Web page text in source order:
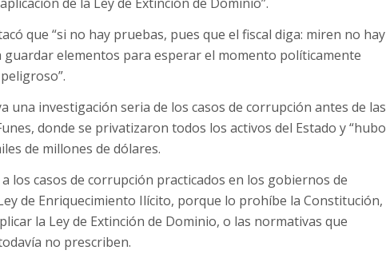
que “si no hay pruebas, pues que el fiscal diga: miren no hay
elementos para esperar el momento políticamente
una investigación seria de los casos de corrupción antes de las
donde se privatizaron todos los activos del Estado y “hubo
de millones de dólares.
los casos de corrupción practicados en los gobiernos de
de Enriquecimiento Ilícito, porque lo prohíbe la Constitución,
la Ley de Extinción de Dominio, o las normativas que
no prescriben.